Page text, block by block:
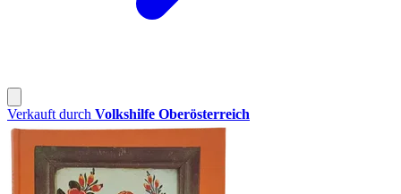
Verkauft durch Volkshilfe Oberösterreich